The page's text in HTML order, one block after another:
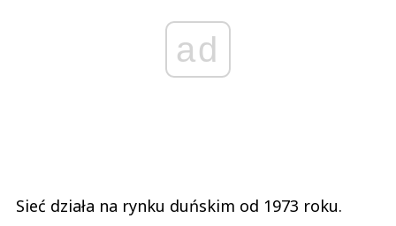
ad
Sieć działa na rynku duńskim od 1973 roku.